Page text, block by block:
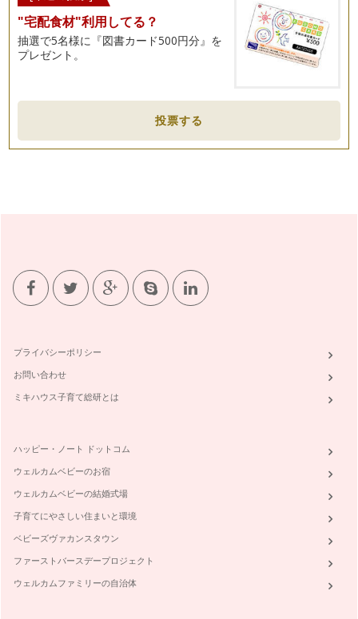
色とりどりの花が咲き誇る季節。暖か…
野菜を家庭で育てる目的～生きていることを知ること
前回、家庭での野菜育てのすすめをご紹介しました。 お庭が
なくても、ベランダなどを利…
小さなタネが野菜になるまで
野菜ソムリエの野菜ぎらい克服塾では、野菜の成長を学ぶコン
テンツがあり、お家でも野菜を育て、…
もっと食べ比べを楽しもう
前回の記事で、野菜果物の食べ比べの楽しさをお伝えしまし
た。自分の味覚に、正解、不正解はなく…
野菜や果物を食べ比べてみよう
野菜ぎらいを克服する前に、まず、そもそも野菜のどんなとこ
ろが苦手なのか？そしてどんなところ…
△ ☓ が〇になる。野菜ぎらい克服塾の発足
"宅配食材"利用してる？
抽選で5名様に『図書カード500円分』を
プレゼント。
投票する
プライバシーポリシー
お問い合わせ
ミキハウス子育て総研とは
ハッピー・ノート ドットコム
ウェルカムベビーのお宿
ウェルカムベビーの結婚式場
子育てにやさしい住まいと環境
ベビーズヴァカンスタウン
ファーストバースデープロジェクト
ウェルカムファミリーの自治体